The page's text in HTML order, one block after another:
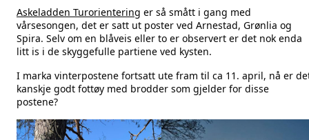
Askeladden Turorientering er så smått i gang med
vårsesongen, det er satt ut poster ved Arnestad, Grønlia og
Spira. Selv om en blåveis eller to er observert er det nok enda
litt is i de skyggefulle partiene ved kysten.
I marka vinterpostene fortsatt ute fram til ca 11. april, nå er
kanskje godt fottøy med brodder som gjelder for disse
postene?